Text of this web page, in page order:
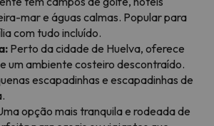
mar e águas calmas. Popular para
com tudo incluído.
Perto da cidade de Huelva, oferece
um ambiente costeiro descontraído.
escapadinhas e escapadinhas de
opção mais tranquila e rodeada de